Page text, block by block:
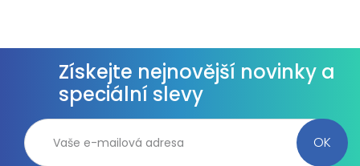
Získejte nejnovější novinky a
speciální slevy